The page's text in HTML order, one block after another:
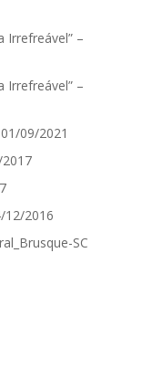
Irrefreável” –
Irrefreável” –
01/09/2021
12/2016
SC